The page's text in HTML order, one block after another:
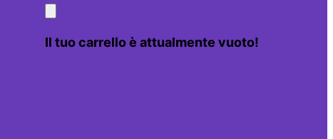
Il tuo carrello è attualmente vuoto!